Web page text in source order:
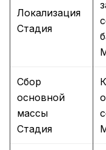
Локализация
Стадия
Сбор
основной
массы
Стадия